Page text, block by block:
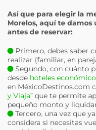
Así que para elegir la
Morelos, aquí te damos
antes de reservar:
Primero, debes saber
realizar (familiar, en
Segundo, con cuánto
desde hoteles
en MéxicoDestinos.com
y Viaja” que te permite
pequeño monto y
Tercero, una vez que
considera si necesitas